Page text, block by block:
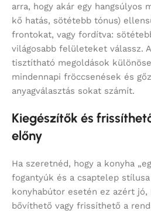
arra, hogy akár egy hangsúlyos
kő hatás, sötétebb tónus)
frontokat, vagy fordítva:
világosabb felületeket válassz.
tisztítható megoldások
mindennapi fröccsenések és
anyagválasztás sokat számít.
Kiegészítők és
előny
Ha szeretnéd, hogy a konyha
fogantyúk és a csaptelep
konyhabútor esetén ez azért
bővíthető vagy frissíthető a